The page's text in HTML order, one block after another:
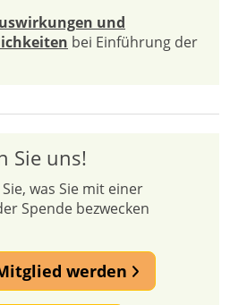
und
bei Einführung der
Sie uns!
was Sie mit einer
Spende bezwecken
werden